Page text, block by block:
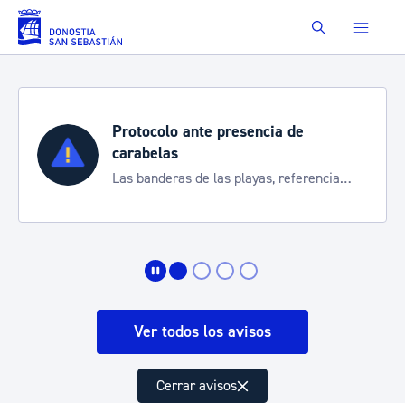
Saltar al contenido principal Buscar
Protocolo ante presencia de
carabelas
Las banderas de las playas, referencia
Ver todos los avisos
Cerrar avisos